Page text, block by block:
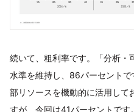
続いて、粗利率です。「分析・
水準を維持し、86パーセント
部リソースを機動的に活用して
すが、今回は41パーセントで